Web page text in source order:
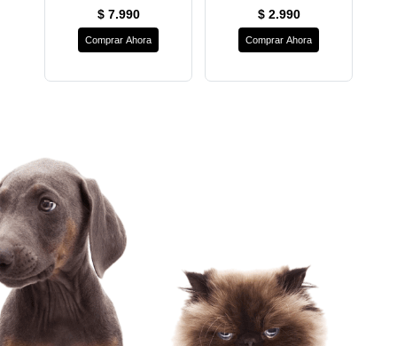
$ 7.990
Comprar Ahora
$ 2.990
Comprar Ahora